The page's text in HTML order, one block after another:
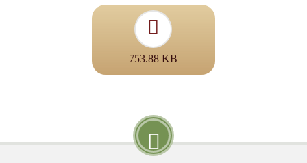
753.88 KB